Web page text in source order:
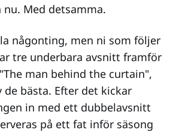
Med detsamma.
någonting, men ni som följer
tre underbara avsnitt framför
man behind the curtain",
de bästa. Efter det kickar
in med ett dubbelavsnitt
på ett fat inför säsong